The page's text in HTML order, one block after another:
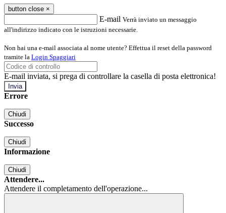
button close ×
E-mail Verrà inviato un messaggio
all'indirizzo indicato con le istruzioni necessarie.
Non hai una e-mail associata al nome utente? Effettua il reset della password
tramite la Login Spaggiari
E-mail inviata, si prega di controllare la casella di posta elettronica!
Errore
Chiudi
Successo
Chiudi
Informazione
Chiudi
Attendere...
Attendere il completamento dell'operazione...